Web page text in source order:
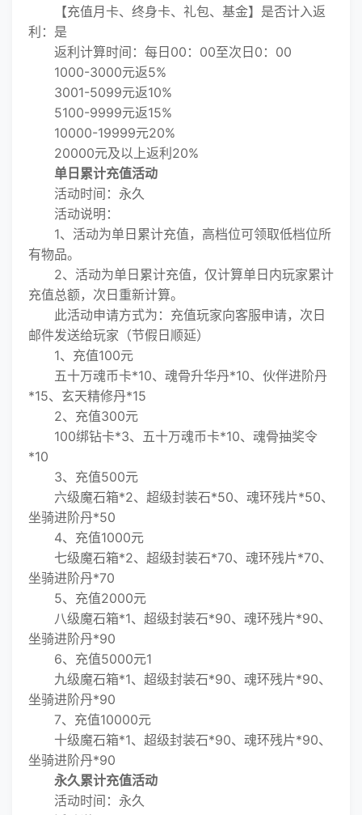
【充值月卡、终身卡、礼包、基金】是否计入返
利：是
返利计算时间：每日00：00至次日0：00
1000-3000元返5%
3001-5099元返10%
5100-9999元返15%
10000-19999元20%
20000元及以上返利20%
单日累计充值活动
活动时间：永久
活动说明：
1、活动为单日累计充值，高档位可领取低档位所
有物品。
2、活动为单日累计充值，仅计算单日内玩家累计
充值总额，次日重新计算。
此活动申请方式为：充值玩家向客服申请，次日
邮件发送给玩家（节假日顺延）
1、充值100元
五十万魂币卡*10、魂骨升华丹*10、伙伴进阶丹
*15、玄天精修丹*15
2、充值300元
100绑钻卡*3、五十万魂币卡*10、魂骨抽奖令
*10
3、充值500元
六级魔石箱*2、超级封装石*50、魂环残片*50、
坐骑进阶丹*50
4、充值1000元
七级魔石箱*2、超级封装石*70、魂环残片*70、
坐骑进阶丹*70
5、充值2000元
八级魔石箱*1、超级封装石*90、魂环残片*90、
坐骑进阶丹*90
6、充值5000元1
九级魔石箱*1、超级封装石*90、魂环残片*90、
坐骑进阶丹*90
7、充值10000元
十级魔石箱*1、超级封装石*90、魂环残片*90、
坐骑进阶丹*90
永久累计充值活动
活动时间：永久